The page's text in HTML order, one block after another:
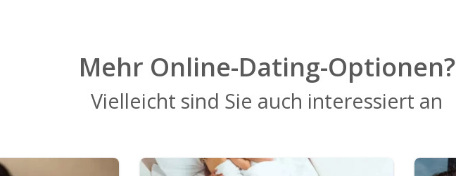
Mehr Online-Dating-Optionen?
Vielleicht sind Sie auch interessiert an